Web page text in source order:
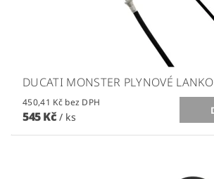
DUCATI MONSTER PLYNOVÉ LANKO
450,41 Kč bez DPH
545 Kč / ks